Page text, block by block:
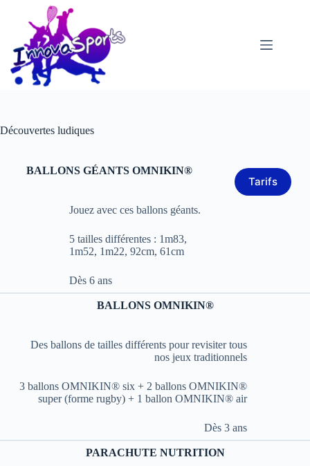
contenu
Découvertes ludiques
Tarifs
BALLONS GÉANTS OMNIKIN®
Jouez avec ces ballons géants.
5 tailles différentes : 1m83,
1m52, 1m22, 92cm, 61cm
Dès 6 ans
BALLONS OMNIKIN®
Des ballons de tailles différents pour revisiter tous
nos jeux traditionnels
3 ballons OMNIKIN® six + 2 ballons OMNIKIN®
super (forme rugby) + 1 ballon OMNIKIN® air
Dès 3 ans
PARACHUTE NUTRITION